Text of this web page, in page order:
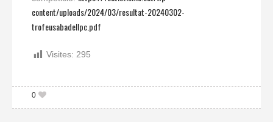
content/uploads/2024/03/resultat-20240302-
trofeusabadellpc.pdf
Visites: 295
0